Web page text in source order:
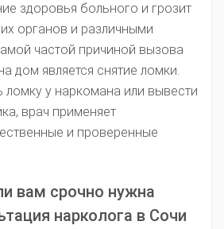
здоровья больного и грозит
органов и различными
частой причиной вызова
дом является снятие ломки.
ломку у наркомана или вывести
врач применяет
и проверенные
вам срочно нужна
нарколога в Сочи